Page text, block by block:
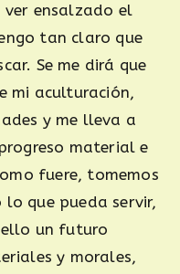
ver ensalzado el
tan claro que
Se me dirá que
mi aculturación,
y me lleva a
material e
fuere, tomemos
lo que pueda servir,
ello un futuro
y morales,